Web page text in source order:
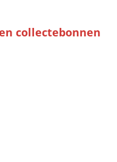
collectebonnen